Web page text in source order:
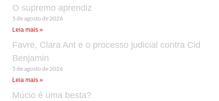
O supremo aprendiz
5 de agosto de 2026
Leia mais »
Favre, Clara Ant e o processo judicial contra Cid
Benjamin
5 de agosto de 2026
Leia mais »
Múcio é uma besta?